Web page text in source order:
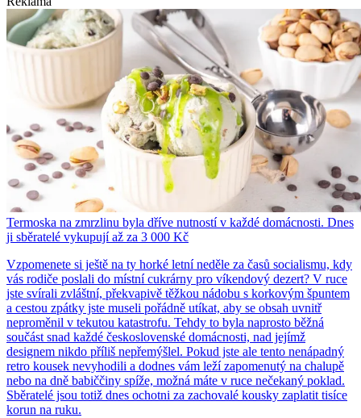
Termoska na zmrzlinu byla dříve nutností v každé domácnosti. Dnes
ji sběratelé vykupují až za 3 000 Kč
Vzpomenete si ještě na ty horké letní neděle za časů socialismu, kdy
vás rodiče poslali do místní cukrárny pro víkendový dezert? V ruce
jste svírali zvláštní, překvapivě těžkou nádobu s korkovým špuntem
a cestou zpátky jste museli pořádně utíkat, aby se obsah uvnitř
neproměnil v tekutou katastrofu. Tehdy to byla naprosto běžná
součást snad každé československé domácnosti, nad jejímž
designem nikdo příliš nepřemýšlel. Pokud jste ale tento nenápadný
retro kousek nevyhodili a dodnes vám leží zapomenutý na chalupě
nebo na dně babiččiny spíže, možná máte v ruce nečekaný poklad.
Sběratelé jsou totiž dnes ochotni za zachovalé kousky zaplatit tisíce
korun na ruku.